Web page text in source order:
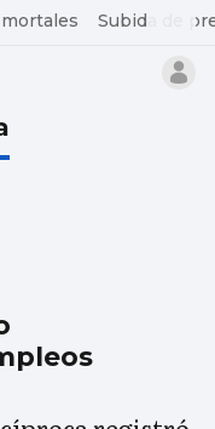
Subida de